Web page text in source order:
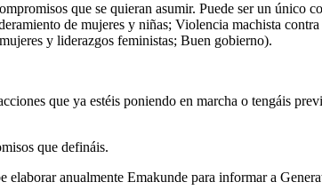
que se quieran asumir. Puede ser un
de mujeres y niñas; Violencia machista
y liderazgos feministas; Buen gobierno).
que ya estéis poniendo en marcha o tengáis
que defináis.
elaborar anualmente Emakunde para informar a